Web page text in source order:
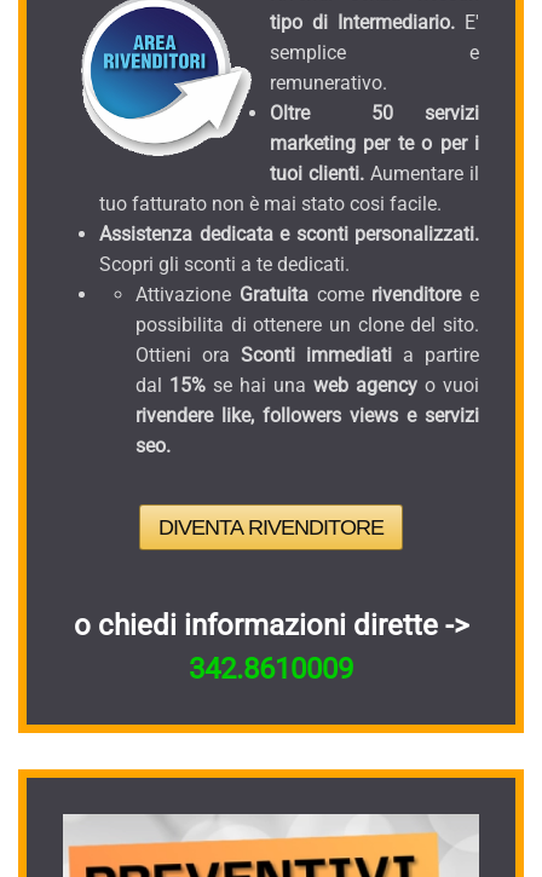
tipo di Intermediario. E'
semplice e
remunerativo.
Oltre 50 servizi
marketing per te o per i
tuoi clienti. Aumentare il
tuo fatturato non è mai stato cosi facile.
Assistenza dedicata e sconti personalizzati.
Scopri gli sconti a te dedicati.
Attivazione Gratuitacomerivenditoree
possibilita di ottenere un clone del sito.
Ottieni ora Sconti immediati a partire
dal 15% se hai una web agency o vuoi
rivendere like, followers views e servizi
seo.
DIVENTA RIVENDITORE
o chiedi informazioni dirette ->
342.8610009